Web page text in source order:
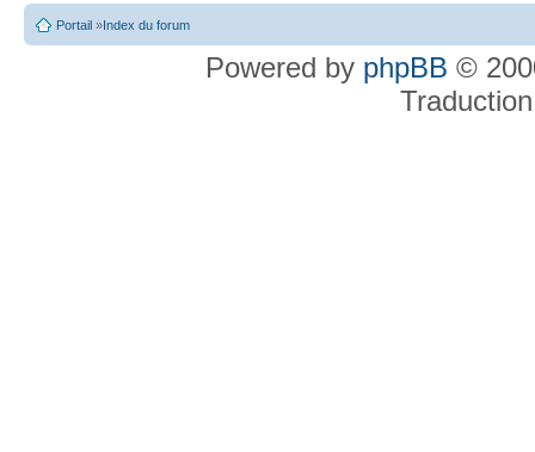
Portail »Index du forum
Powered by phpBB ©